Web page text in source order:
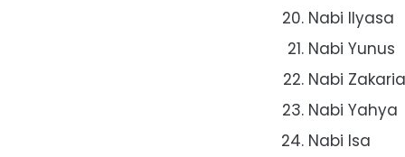
Nabi Ilyasa
Nabi Yunus
Nabi Zakaria
Nabi Yahya
Nabi Isa